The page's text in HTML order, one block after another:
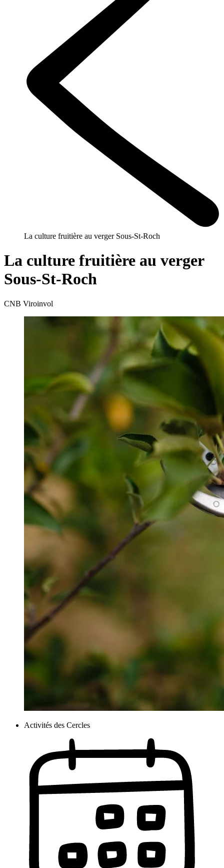
La culture fruitière au verger Sous-St-Roch
La culture fruitière au verger
Sous-St-Roch
CNB Viroinvol
Activités des Cercles